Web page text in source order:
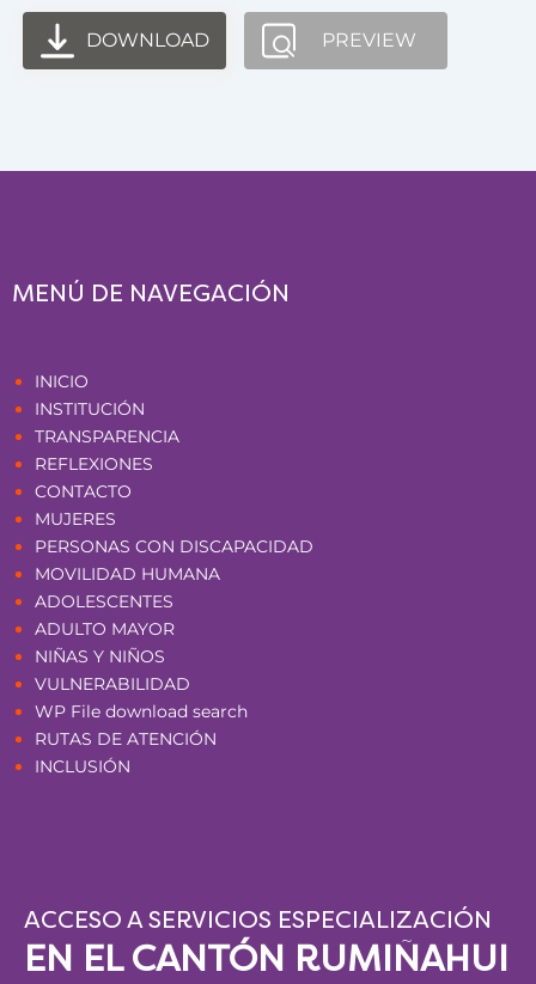
DOWNLOAD PREVIEW
MENÚ DE NAVEGACIÓN
INICIO
INSTITUCIÓN
TRANSPARENCIA
REFLEXIONES
CONTACTO
MUJERES
PERSONAS CON DISCAPACIDAD
MOVILIDAD HUMANA
ADOLESCENTES
ADULTO MAYOR
NIÑAS Y NIÑOS
VULNERABILIDAD
WP File download search
RUTAS DE ATENCIÓN
INCLUSIÓN
ACCESO A SERVICIOS ESPECIALIZACIÓN
EN EL CANTÓN RUMIÑAHUI